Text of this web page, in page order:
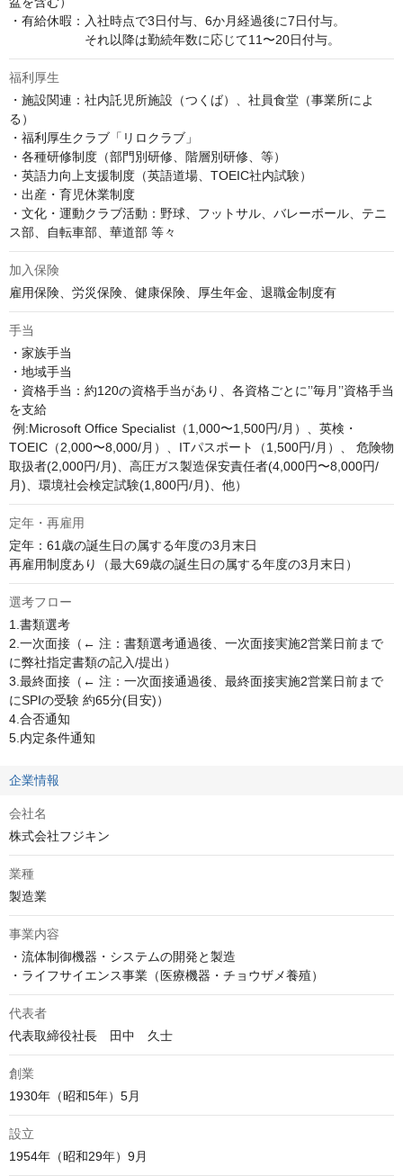
・有給休暇：入社時点で3日付与、6か月経過後に7日付与。
それ以降は勤続年数に応じて11〜20日付与。
福利厚生
・施設関連：社内託児所施設（つくば）、社員食堂（事業所によ
る）
・福利厚生クラブ「リロクラブ」
・各種研修制度（部門別研修、階層別研修、等）
・英語力向上支援制度（英語道場、TOEIC社内試験）
・出産・育児休業制度
・文化・運動クラブ活動：野球、フットサル、バレーボール、テニ
ス部、自転車部、華道部 等々
加入保険
雇用保険、労災保険、健康保険、厚生年金、退職金制度有
手当
・家族手当
・地域手当
・資格手当：約120の資格手当があり、各資格ごとに’’毎月’’資格手当
を支給
TOEIC（2,000〜8,000/月）、ITパスポート（1,500円/月）、 危険物
取扱者(2,000円/月)、高圧ガス製造保安責任者(4,000円〜8,000円/
月)、環境社会検定試験(1,800円/月)、他）
定年・再雇用
定年：61歳の誕生日の属する年度の3月末日
再雇用制度あり（最大69歳の誕生日の属する年度の3月末日）
選考フロー
1.書類選考
2.一次面接（← 注：書類選考通過後、一次面接実施2営業日前まで
に弊社指定書類の記入/提出）
3.最終面接（← 注：一次面接通過後、最終面接実施2営業日前まで
にSPIの受験 約65分(目安)）
4.合否通知
5.内定条件通知
企業情報
会社名
株式会社フジキン
業種
製造業
事業内容
・流体制御機器・システムの開発と製造
・ライフサイエンス事業（医療機器・チョウザメ養殖）
代表者
代表取締役社長　田中　久士
創業
1930年（昭和5年）5月
設立
1954年（昭和29年）9月